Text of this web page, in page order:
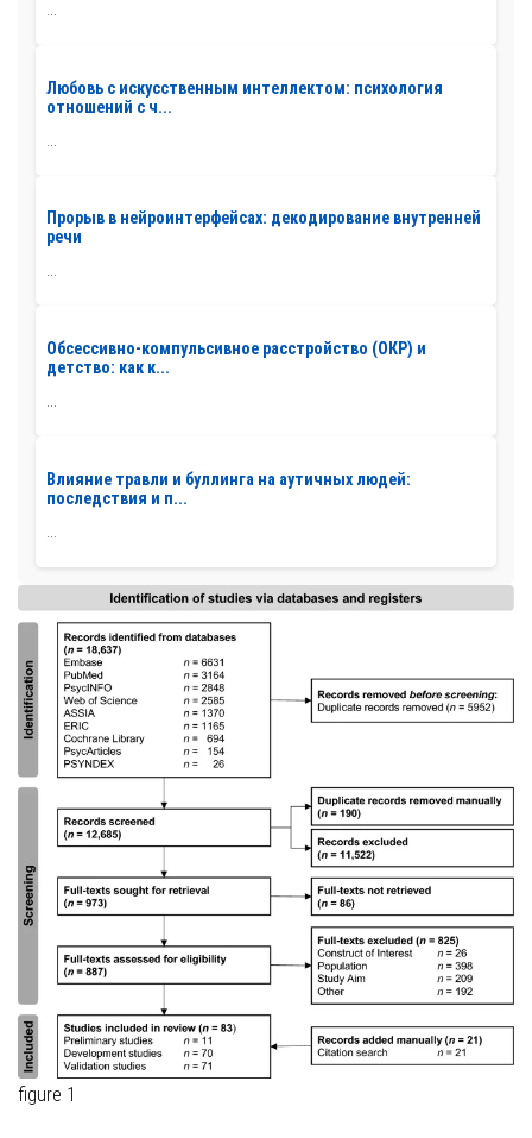
...
Любовь с искусственным интеллектом: психология
отношений с ч...
Прорыв в нейроинтерфейсах: декодирование внутренней
речи
...
Обсессивно-компульсивное расстройство (ОКР) и
детство: как к...
...
Влияние травли и буллинга на аутичных людей:
последствия и п...
figure 1